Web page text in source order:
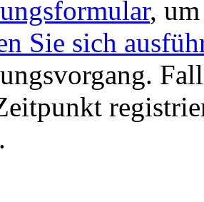
,
Sie sich
.